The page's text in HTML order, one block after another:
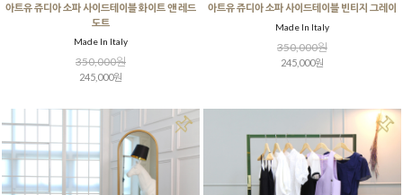
아트유 쥬디아 소파 사이드테이블 화이트 앤 레드
도트
Made In Italy
350,000원
245,000원
아트유 쥬디아 소파 사이드테이블 빈티지 그레이
Made In Italy
350,000원
245,000원